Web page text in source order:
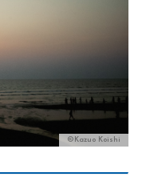
©Kazuo Koishi